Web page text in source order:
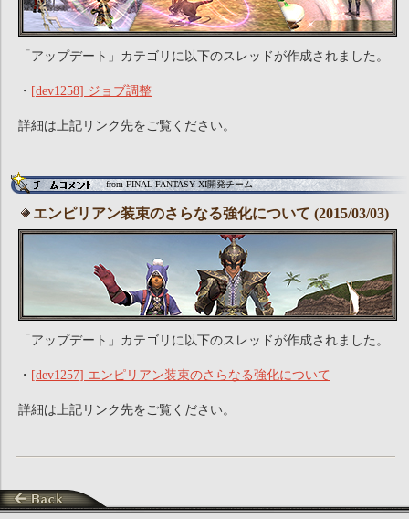
「アップデート」カテゴリに以下のスレッドが作成されました。
・ [dev1258] ジョブ調整
詳細は上記リンク先をご覧ください。
from FINAL FANTASY XI開発チーム
エンピリアン装束のさらなる強化について (2015/03/03)
「アップデート」カテゴリに以下のスレッドが作成されました。
・ [dev1257] エンピリアン装束のさらなる強化について
詳細は上記リンク先をご覧ください。